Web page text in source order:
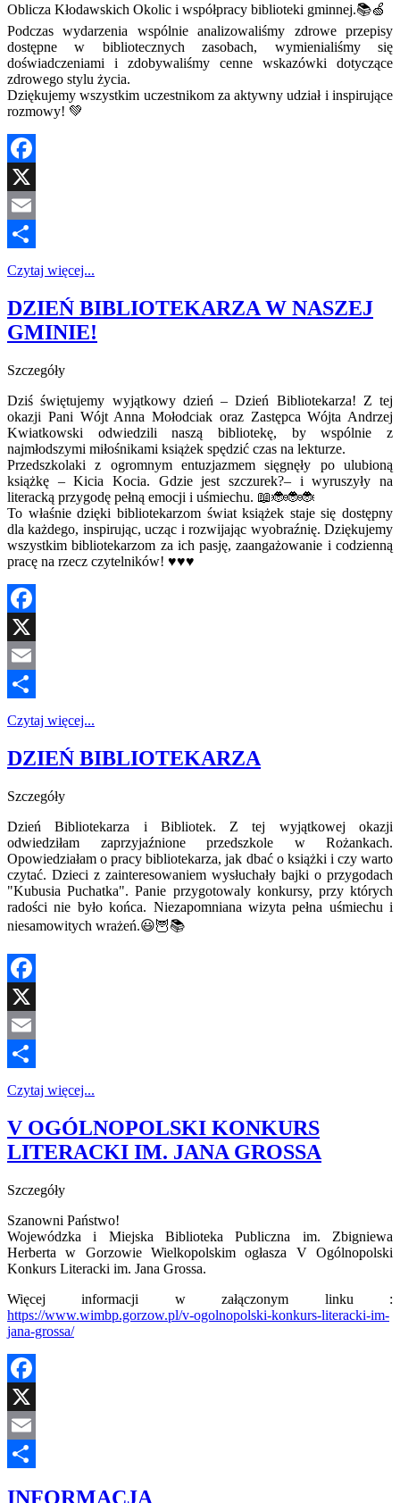
Oblicza Kłodawskich Okolic i współpracy biblioteki gminnej.📚🍏
Podczas wydarzenia wspólnie analizowaliśmy zdrowe przepisy
dostępne w bibliotecznych zasobach, wymienialiśmy się
doświadczeniami i zdobywaliśmy cenne wskazówki dotyczące
zdrowego stylu życia.
Dziękujemy wszystkim uczestnikom za aktywny udział i inspirujące
rozmowy! 💚
Facebook
X
Email
Share
Czytaj więcej...
DZIEŃ BIBLIOTEKARZA W NASZEJ
GMINIE!
Szczegóły
Dziś świętujemy wyjątkowy dzień – Dzień Bibliotekarza! Z tej
okazji Pani Wójt Anna Mołodciak oraz Zastępca Wójta Andrzej
Kwiatkowski odwiedzili naszą bibliotekę, by wspólnie z
najmłodszymi miłośnikami książek spędzić czas na lekturze.
Przedszkolaki z ogromnym entuzjazmem sięgnęły po ulubioną
książkę – Kicia Kocia. Gdzie jest szczurek?– i wyruszyły na
literacką przygodę pełną emocji i uśmiechu. 📖🐞🐞🐞
To właśnie dzięki bibliotekarzom świat książek staje się dostępny
dla każdego, inspirując, ucząc i rozwijając wyobraźnię. Dziękujemy
wszystkim bibliotekarzom za ich pasję, zaangażowanie i codzienną
pracę na rzecz czytelników! ♥️♥️♥️
Facebook
X
Email
Share
Czytaj więcej...
DZIEŃ BIBLIOTEKARZA
Szczegóły
Dzień Bibliotekarza i Bibliotek. Z tej wyjątkowej okazji
odwiedziłam zaprzyjaźnione przedszkole w Rożankach.
Opowiedziałam o pracy bibliotekarza, jak dbać o książki i czy warto
czytać. Dzieci z zainteresowaniem wysłuchały bajki o przygodach
"Kubusia Puchatka". Panie przygotowaly konkursy, przy których
radości nie było końca. Niezapomniana wizyta pełna uśmiechu i
niesamowitych wrażeń.😃🦉📚
Facebook
X
Email
Share
Czytaj więcej...
V OGÓLNOPOLSKI KONKURS
LITERACKI IM. JANA GROSSA
Szczegóły
Szanowni Państwo!
Wojewódzka i Miejska Biblioteka Publiczna im. Zbigniewa
Herberta w Gorzowie Wielkopolskim ogłasza V Ogólnopolski
Konkurs Literacki im. Jana Grossa.
Więcej informacji w załączonym linku :
https://www.wimbp.gorzow.pl/v-ogolnopolski-konkurs-literacki-im-
jana-grossa/
Facebook
X
Email
INFORMACJA